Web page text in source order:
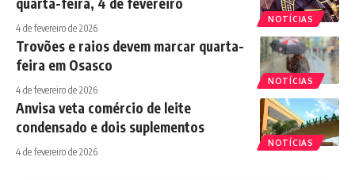
NOTÍCIAS
4 de fevereiro de 2026
NOTÍCIAS
Trovões e raios devem marcar quarta-
feira em Osasco
4 de fevereiro de 2026
NOTÍCIAS
Anvisa veta comércio de leite
condensado e dois suplementos
4 de fevereiro de 2026